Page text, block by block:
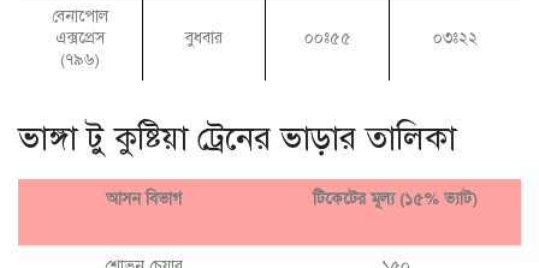
বেনাপোল
এক্সপ্রেস
(৭৯৬)
বুধবার ০০ঃ৫৫ ০৩ঃ২২
ভাঙ্গা টু কুষ্টিয়া ট্রেনের ভাড়ার তালিকা
আসন বিভাগ টিকেটের মূল্য (১৫% ভ্যাট)